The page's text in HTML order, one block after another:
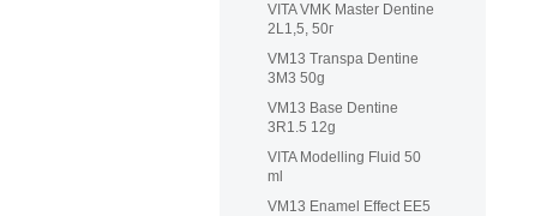
VITA VMK Master Dentine
2L1,5, 50г
VM13 Transpa Dentine
3M3 50g
VM13 Base Dentine
3R1.5 12g
VITA Modelling Fluid 50
ml
VM13 Enamel Effect EE5